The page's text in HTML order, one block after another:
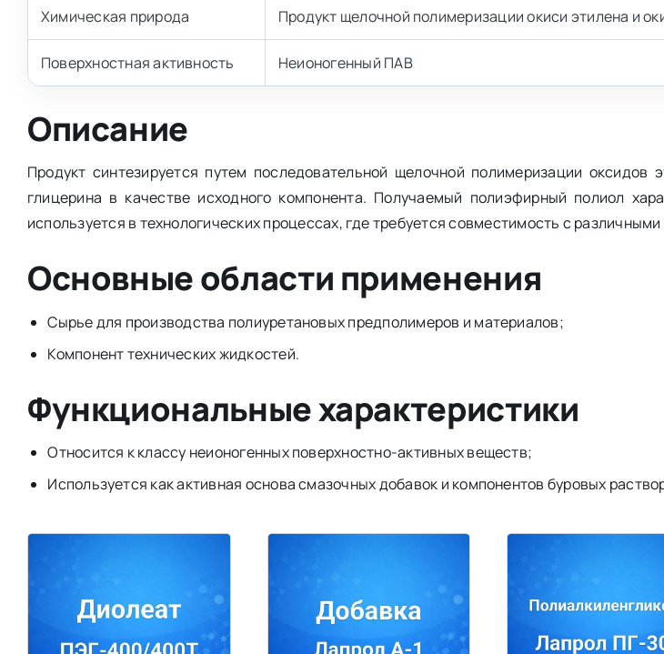
Химическая природа Продукт щелочной полимеризации окиси этилена и
Поверхностная активность Неионогенный ПАВ
Описание
Продукт синтезируется путем последовательной щелочной полимеризации оксидов
глицерина в качестве исходного компонента. Получаемый полиэфирный полиол
используется в технологических процессах, где требуется совместимость с
Основные области применения
Сырье для производства полиуретановых предполимеров и материалов;
Компонент технических жидкостей.
Функциональные характеристики
Относится к классу неионогенных поверхностно-активных веществ;
Используется как активная основа смазочных добавок и компонентов буровых